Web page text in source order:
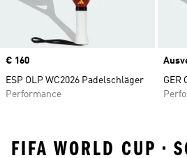
Price
€ 160
ESP OLP WC2026 Padelschläger
Performance
GER
FIFA WORLD CUP •